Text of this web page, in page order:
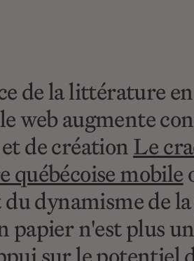
de la littérature
web augmente
de créationLe
mobile
dynamisme de
papier n'est plus